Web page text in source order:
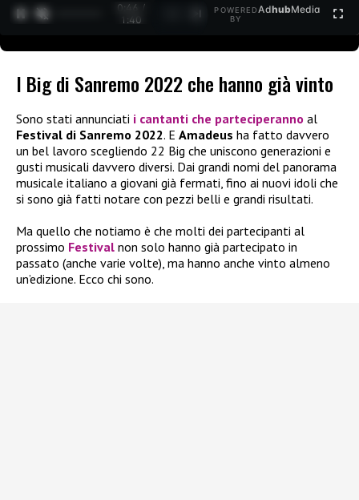
0:47 /
1:40
POWERED
BY
AdhubMedia
I Big di Sanremo 2022 che hanno già vinto
Sono stati annunciati i cantanti che parteciperanno al
Festival di Sanremo 2022. E Amadeus ha fatto davvero
un bel lavoro scegliendo 22 Big che uniscono generazioni e
gusti musicali davvero diversi. Dai grandi nomi del panorama
musicale italiano a giovani già fermati, fino ai nuovi idoli che
si sono già fatti notare con pezzi belli e grandi risultati.
Ma quello che notiamo è che molti dei partecipanti al
prossimo Festival non solo hanno già partecipato in
passato (anche varie volte), ma hanno anche vinto almeno
un’edizione. Ecco chi sono.